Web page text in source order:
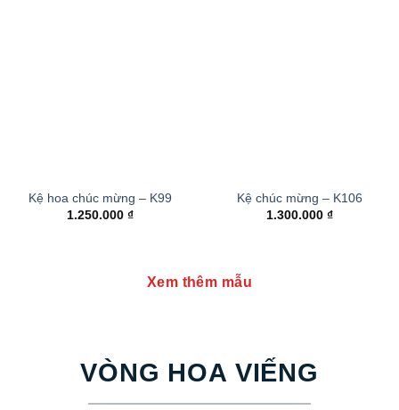
Kệ hoa chúc mừng – K99
1.250.000 ₫
Kệ chúc mừng – K106
1.300.000 ₫
Xem thêm mẫu
VÒNG HOA VIẾNG